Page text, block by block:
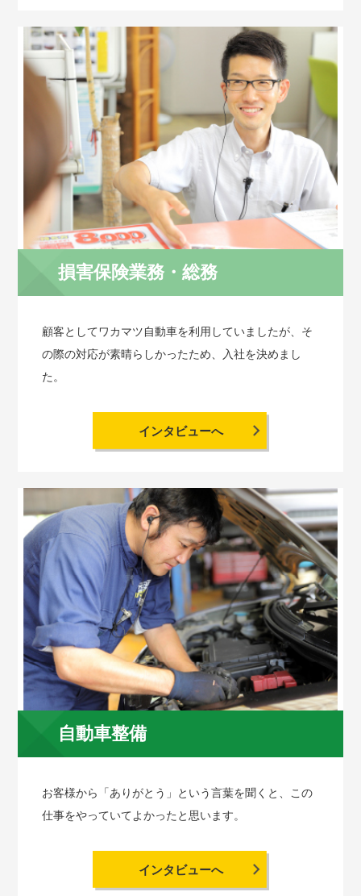
損害保険業務・総務
顧客としてワカマツ自動車を利用していましたが、そ
の際の対応が素晴らしかったため、入社を決めまし
た。
インタビューへ
自動車整備
お客様から「ありがとう」という言葉を聞くと、この
仕事をやっていてよかったと思います。
インタビューへ